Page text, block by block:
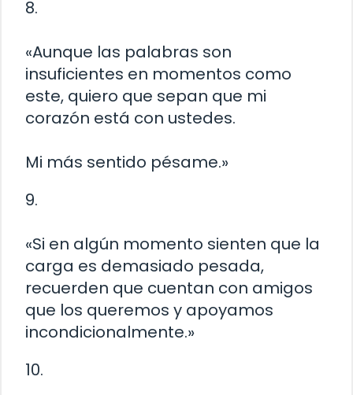
8.
«Aunque las palabras son
insuficientes en momentos como
este, quiero que sepan que mi
corazón está con ustedes.
Mi más sentido pésame.»
9.
«Si en algún momento sienten que la
carga es demasiado pesada,
recuerden que cuentan con amigos
que los queremos y apoyamos
incondicionalmente.»
10.